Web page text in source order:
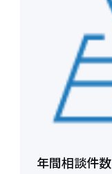
年間相談件数